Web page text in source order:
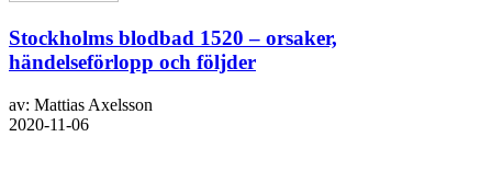
Stockholms blodbad 1520 – orsaker,
händelseförlopp och följder
av: Mattias Axelsson
2020-11-06